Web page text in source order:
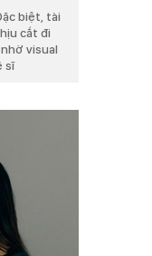
biệt, tài
cắt đi
visual
sĩ